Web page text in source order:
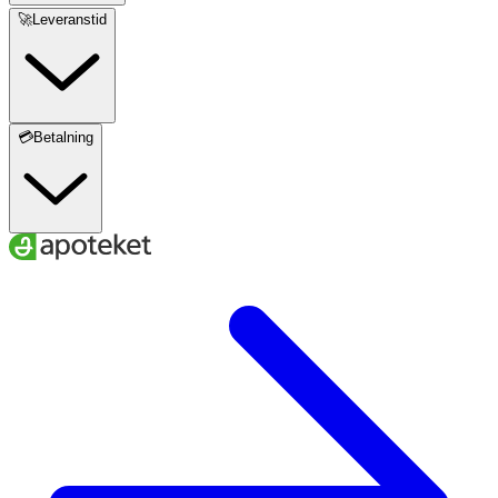
🚀Leveranstid
💳Betalning